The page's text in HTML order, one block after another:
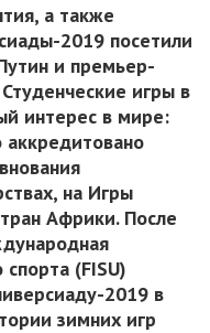
а также
2019 посетили
и премьер-
игры в
интерес в мире:
на Игры
Африки. После
(FISU)
2019 в
зимних игр